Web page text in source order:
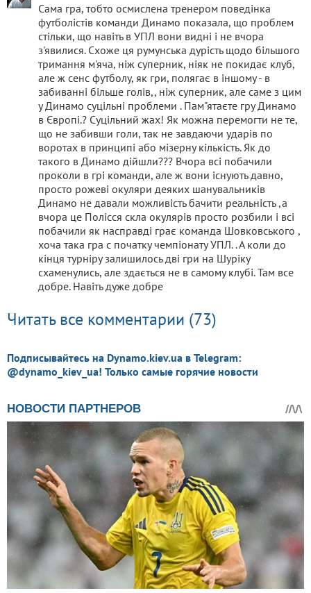
Сама гра, тобто осмислена тренером поведінка
футболістів команди Динамо показала, що проблем
стільки, що навіть в УПЛ вони видні і не вчора
з'явилися. Схоже ця румунська дурість щодо більшого
тримання м'яча, ніж суперник, ніяк не покидає клуб,
але ж сенс футболу, як гри, полягає в іншому - в
забиванні більше голів,, ніж суперник, але саме з цим
у Динамо суцільні проблеми . Пам"ятаєте гру Динамо
в Європі.? Суцільний жах! Як можна перемогти не те,
що не забивши голи, так не завдаючи ударів по
воротах в принципі або мізерну кількість. Як до
такого в Динамо дійшли??? Вчора всі побачили
проколи в грі команди, але ж вони існують давно,
просто рожеві окуляри деяких шанувальників
Динамо не давали можливість бачити реальність ,а
вчора це Полісся скла окулярів просто розбили і всі
побачили як насправді грає команда Шовковського ,
хоча така гра с початку чемпіонату УПЛ. . А коли до
кінця турніру залишилось дві гри на Шуріку
схаменулись, але здається не в самому клубі. Там все
добре. Навіть дуже добре
Читать все комментарии (73)
Подписывайтесь на Dynamo.kiev.ua в Telegram:
@dynamo_kiev_ua! Только самые горячие новости